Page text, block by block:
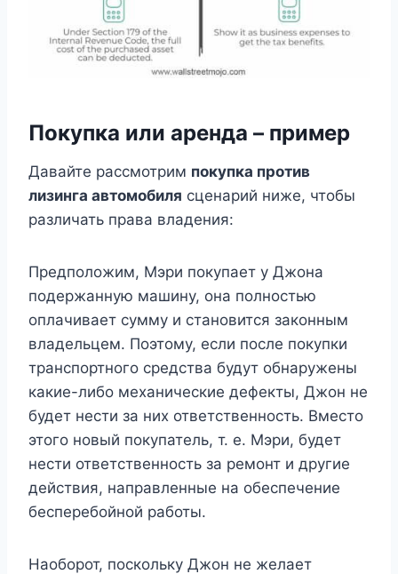
Покупка или аренда – пример
Давайте рассмотрим покупка против
лизинга автомобиля сценарий ниже, чтобы
различать права владения:
Предположим, Мэри покупает у Джона
подержанную машину, она полностью
оплачивает сумму и становится законным
владельцем. Поэтому, если после покупки
транспортного средства будут обнаружены
какие-либо механические дефекты, Джон не
будет нести за них ответственность. Вместо
этого новый покупатель, т. е. Мэри, будет
нести ответственность за ремонт и другие
действия, направленные на обеспечение
бесперебойной работы.
Наоборот, поскольку Джон не желает